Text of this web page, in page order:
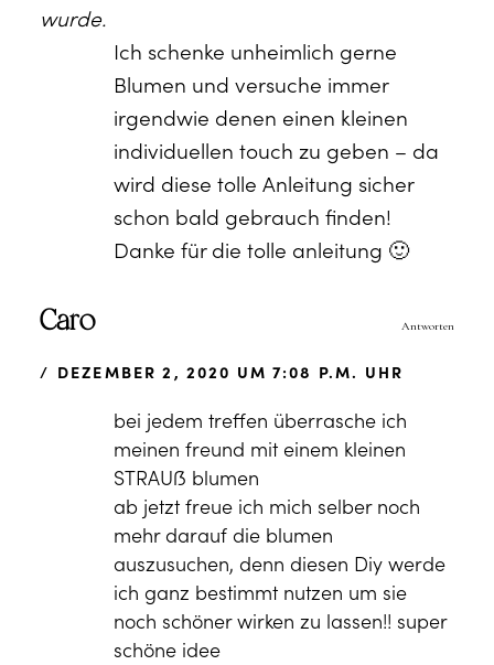
wurde.
Ich schenke unheimlich gerne
Blumen und versuche immer
irgendwie denen einen kleinen
individuellen touch zu geben – da
wird diese tolle Anleitung sicher
schon bald gebrauch finden!
Danke für die tolle anleitung 🙂
Caro
DEZEMBER 2, 2020 UM 7:08 P.M. UHR
bei jedem treffen überrasche ich
meinen freund mit einem kleinen
STRAUß blumen
ab jetzt freue ich mich selber noch
mehr darauf die blumen
auszusuchen, denn diesen Diy werde
ich ganz bestimmt nutzen um sie
noch schöner wirken zu lassen!! super
schöne idee
Antworten